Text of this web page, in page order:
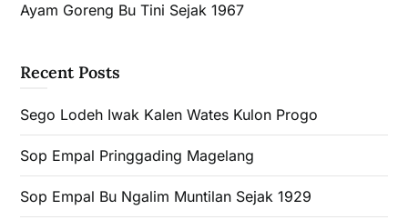
Ayam Goreng Bu Tini Sejak 1967
Recent Posts
Sego Lodeh Iwak Kalen Wates Kulon Progo
Sop Empal Pringgading Magelang
Sop Empal Bu Ngalim Muntilan Sejak 1929